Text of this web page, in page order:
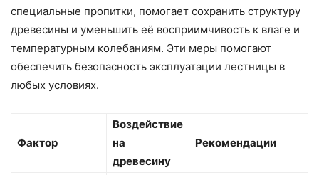
специальные пропитки, помогает сохранить структуру
древесины и уменьшить её восприимчивость к влаге и
температурным колебаниям. Эти меры помогают
обеспечить безопасность эксплуатации лестницы в
любых условиях.
Фактор
Воздействие
на
древесину
Рекомендации